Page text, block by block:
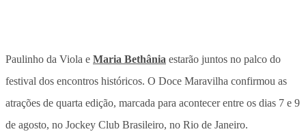
Paulinho da Viola e Maria Bethânia estarão juntos no palco do
festival dos encontros históricos. O Doce Maravilha confirmou as
atrações de quarta edição, marcada para acontecer entre os dias 7 e 9
de agosto, no Jockey Club Brasileiro, no Rio de Janeiro.